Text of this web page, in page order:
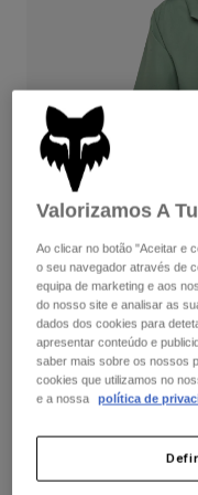
Calções
Casacos
Luvas
Protecções
Óculos
Meias
Peças
Casacos
Óculos
Meias
Bolsas e
Spare parts
Women
T-Shirts & Tops
Sweatshirts Com ou
Casacos
Calças & Shorts
Shirts
Ver tudo
Óculos de Proteção
Meias
Ver tudo
Moto
Capacetes
Camisolas
Calças
Boots
Proteções
Gloves
Avaliações dos clientes
Valorizamos A
Ao clicar no botão "Aceitar e
o seu navegador através de
equipa de marketing e aos
do nosso site e analisar as
dados dos cookies para
apresentar conteúdo e
saber mais sobre os nossos
cookies que utilizamos no
e a nossa
política de